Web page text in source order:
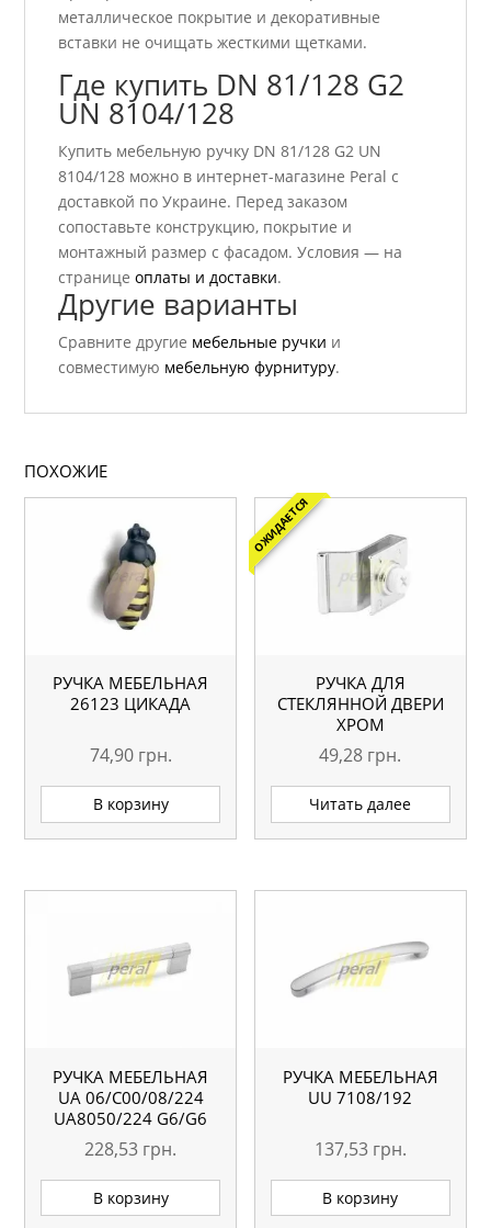
металлическое покрытие и декоративные
вставки не очищать жесткими щетками.
Где купить DN 81/128 G2
UN 8104/128
Купить мебельную ручку DN 81/128 G2 UN
8104/128 можно в интернет-магазине Peral с
доставкой по Украине. Перед заказом
сопоставьте конструкцию, покрытие и
монтажный размер с фасадом. Условия — на
страницеоплаты и доставки.
Другие варианты
Сравните другие мебельные ручки и
совместимую мебельную фурнитуру.
ПОХОЖИЕ
РУЧКА МЕБЕЛЬНАЯ
26123 ЦИКАДА
74,90 грн.
В корзину
ОЖИДАЕТСЯ
РУЧКА ДЛЯ
СТЕКЛЯННОЙ ДВЕРИ
ХРОМ
49,28 грн.
Читать далее
РУЧКА МЕБЕЛЬНАЯ
UA 06/C00/08/224
UA8050/224 G6/G6
228,53 грн.
В корзину
РУЧКА МЕБЕЛЬНАЯ
UU 7108/192
137,53 грн.
В корзину